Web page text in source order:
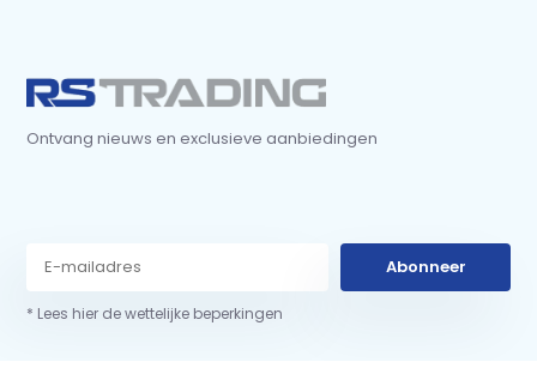
Ontvang nieuws en exclusieve aanbiedingen
Abonneer
* Lees hier de wettelijke beperkingen